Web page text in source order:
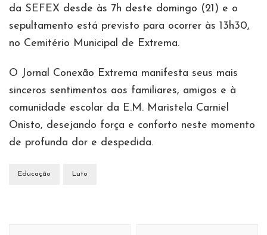
da SEFEX desde às 7h deste domingo (21) e o
sepultamento está previsto para ocorrer às 13h30,
no Cemitério Municipal de Extrema.
O Jornal Conexão Extrema manifesta seus mais
sinceros sentimentos aos familiares, amigos e à
comunidade escolar da E.M. Maristela Carniel
Onisto, desejando força e conforto neste momento
de profunda dor e despedida.
Educação Luto